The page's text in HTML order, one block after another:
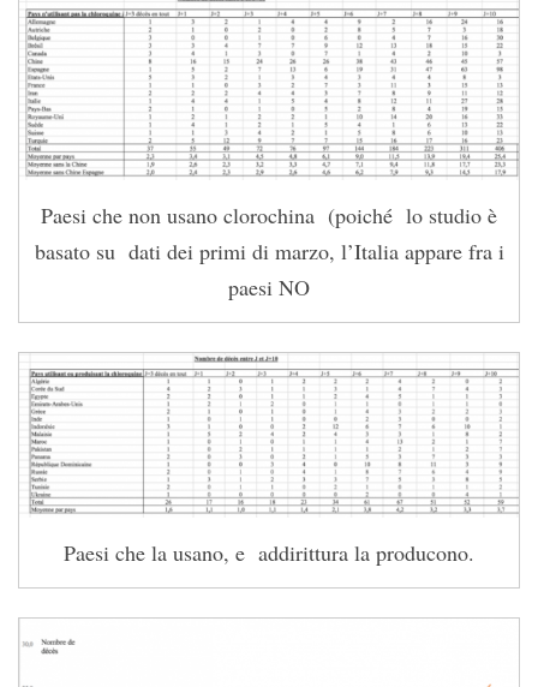
Paesi che non usano clorochina (poiché lo studio è
basato su dati dei primi di marzo, l’Italia appare fra i
paesi NO
Paesi che la usano, e addirittura la producono.